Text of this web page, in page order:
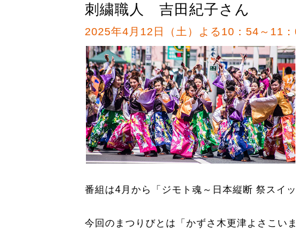
刺繍職人 吉田紀子さん
2025年4月12日（土）よる10：54～11
番組は4月から「ジモト魂～日本縦断 祭スイ
今回のまつりびとは「かずさ木更津よさこい